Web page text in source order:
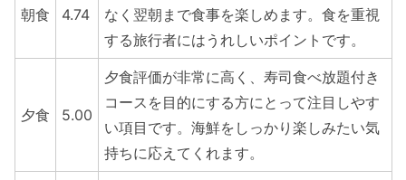
朝食 4.74
なく翌朝まで食事を楽しめます。食を重視
する旅行者にはうれしいポイントです。
夕食 5.00
夕食評価が非常に高く、寿司食べ放題付き
コースを目的にする方にとって注目しやす
い項目です。海鮮をしっかり楽しみたい気
持ちに応えてくれます。